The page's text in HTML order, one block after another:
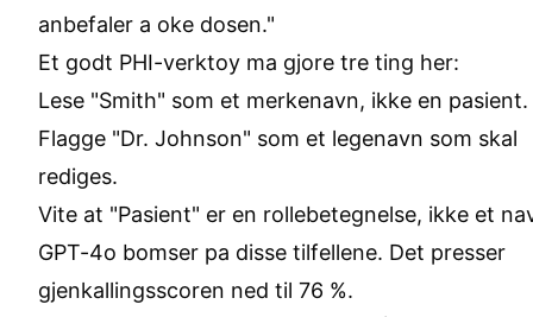
anbefaler a oke dosen."
Et godt PHI-verktoy ma gjore tre ting her:
Lese "Smith" som et merkenavn, ikke en pasient.
Flagge "Dr. Johnson" som et legenavn som skal
rediges.
Vite at "Pasient" er en rollebetegnelse, ikke et
GPT-4o bomser pa disse tilfellene. Det presser
gjenkallingsscoren ned til 76 %.